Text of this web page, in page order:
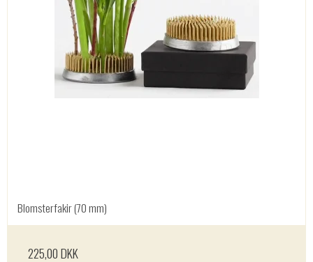
Blomsterfakir (70 mm)
225,00 DKK